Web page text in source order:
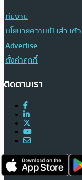
ทีมงาน
นโยบายความเป็นส่วนตัว
Advertise
ตั้งค่าคุกกี้
ติดตามเรา